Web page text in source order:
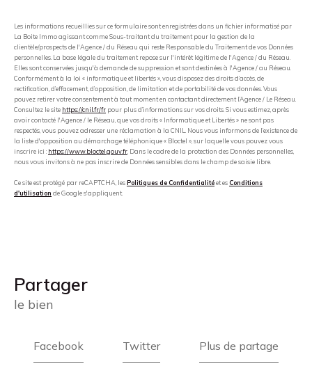
Les informations recueillies sur ce formulaire sont enregistrées dans un fichier informatisé par
La Boite Immo agissant comme Sous-traitant du traitement pour la gestion de la
clientèle/prospects de l'Agence / du Réseau qui reste Responsable du Traitement de vos Données
personnelles. La base légale du traitement repose sur l'intérêt légitime de l'Agence / du Réseau.
Elles sont conservées jusqu'à demande de suppression et sont destinées à l'Agence / au Réseau.
Conformément à la loi « informatique et libertés », vous disposez des droits d’accès, de
rectification, d’effacement, d’opposition, de limitation et de portabilité de vos données. Vous
pouvez retirer votre consentement à tout moment en contactant directement l’Agence / Le Réseau.
Consultez le site https://cnil.fr/fr pour plus d’informations sur vos droits. Si vous estimez, après
avoir contacté l'Agence / le Réseau, que vos droits « Informatique et Libertés » ne sont pas
respectés, vous pouvez adresser une réclamation à la CNIL. Nous vous informons de l’existence de
la liste d'opposition au démarchage téléphonique « Bloctel », sur laquelle vous pouvez vous
inscrire ici : https://www.bloctel.gouv.fr. Dans le cadre de la protection des Données personnelles,
nous vous invitons à ne pas inscrire de Données sensibles dans le champ de saisie libre.
Ce site est protégé par reCAPTCHA, lesPolitiques de Confidentialitéet esConditions
d'utilisation de Google s'appliquent.
partager
le bien
Facebook Twitter Plus de partage